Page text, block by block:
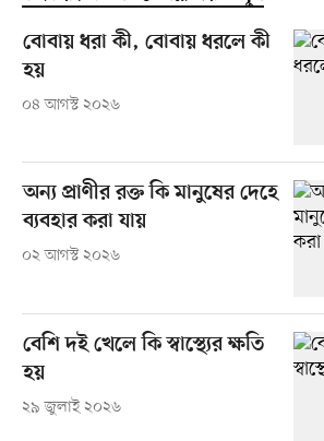
বোবায় ধরা কী, বোবায় ধরলে কী
হয়
০৪ আগস্ট ২০২৬
অন্য প্রাণীর রক্ত কি মানুষের দেহে
ব্যবহার করা যায়
০২ আগস্ট ২০২৬
বেশি দই খেলে কি স্বাস্থ্যের ক্ষতি
হয়
২৯ জুলাই ২০২৬